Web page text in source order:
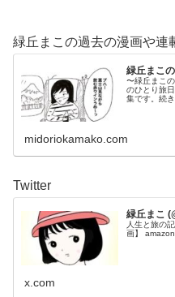
緑丘まこの過去の漫画や連
緑丘まこ
〜緑丘まこ
のひとり旅
集です。続
midoriokamako.com
Twitter
緑丘まこ
人生と旅の
画】
x.com